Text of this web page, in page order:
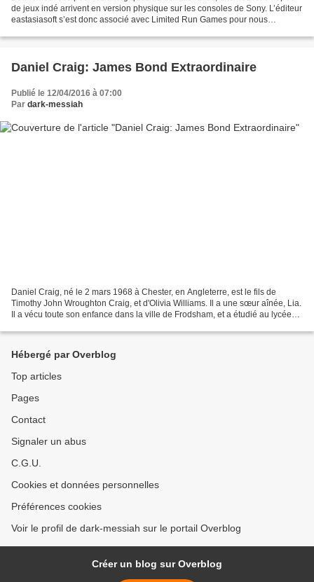
de jeux indé arrivent en version physique sur les consoles de Sony. L’éditeur
eastasiasoft s’est donc associé avec Limited Run Games pour nous
Daniel Craig: James Bond Extraordinaire
Publié le 12/04/2016 à 07:00
Par dark-messiah
Daniel Craig, né le 2 mars 1968 à Chester, en Angleterre, est le fils de
Timothy John Wroughton Craig, et d'Olivia Williams. Il a une sœur aînée, Lia.
Il a vécu toute son enfance dans la ville de Frodsham, et a étudié au lycée
Hébergé par Overblog
Top articles
Pages
Contact
Signaler un abus
C.G.U.
Cookies et données personnelles
Préférences cookies
Voir le profil de dark-messiah sur le portail Overblog
Créer un blog sur Overblog